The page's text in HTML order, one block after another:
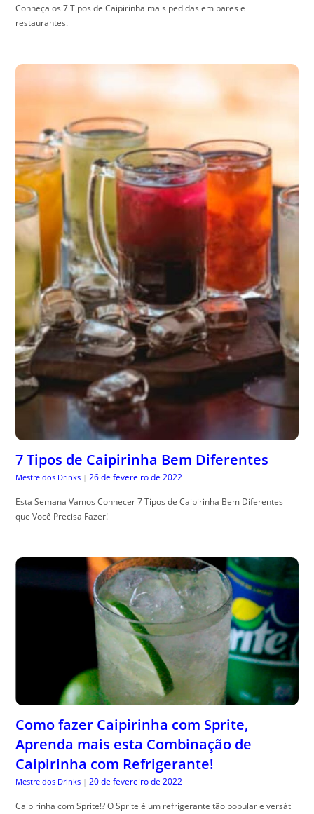
Conheça os 7 Tipos de Caipirinha mais pedidas em bares e
restaurantes.
7 Tipos de Caipirinha Bem Diferentes
Mestre dos Drinks | 26 de fevereiro de 2022
Esta Semana Vamos Conhecer 7 Tipos de Caipirinha Bem Diferentes
que Você Precisa Fazer!
Como fazer Caipirinha com Sprite,
Aprenda mais esta Combinação de
Caipirinha com Refrigerante!
Mestre dos Drinks | 20 de fevereiro de 2022
Caipirinha com Sprite!? O Sprite é um refrigerante tão popular e versátil